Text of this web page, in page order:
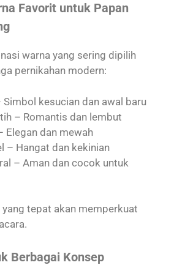
Favorit untuk Papan
warna yang sering dipilih
pernikahan modern:
Simbol kesucian dan awal baru
– Romantis dan lembut
Elegan dan mewah
– Hangat dan kekinian
– Aman dan cocok untuk
tepat akan memperkuat
Berbagai Konsep